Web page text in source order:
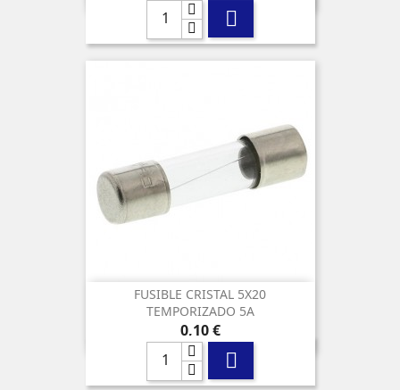

FUSIBLE CRISTAL 5X20
TEMPORIZADO 5A
Precio
0,10 €
